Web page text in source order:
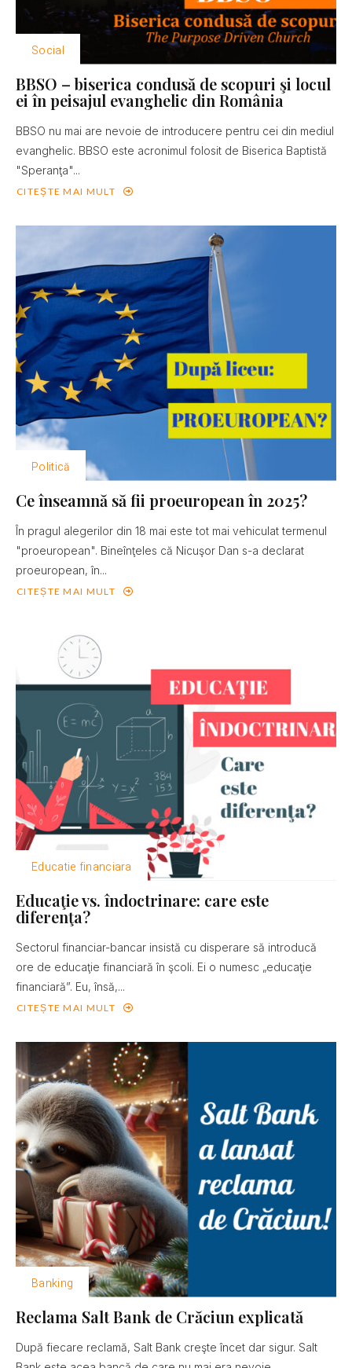
Social
BBSO – biserica condusă de scopuri şi locul
ei în peisajul evanghelic din România
BBSO nu mai are nevoie de introducere pentru cei din mediul
evanghelic. BBSO este acronimul folosit de Biserica Baptistă
"Speranţa"...
CITEȘTE MAI MULT
Politică
Ce înseamnă să fii proeuropean în 2025?
În pragul alegerilor din 18 mai este tot mai vehiculat termenul
"proeuropean". Bineînţeles că Nicuşor Dan s-a declarat
proeuropean, în...
CITEȘTE MAI MULT
Educatie financiara
Educaţie vs. îndoctrinare: care este
diferenţa?
Sectorul financiar-bancar insistă cu disperare să introducă
ore de educaţie financiară în şcoli. Ei o numesc „educaţie
financiară”. Eu, însă,...
CITEȘTE MAI MULT
Banking
Reclama Salt Bank de Crăciun explicată
După fiecare reclamă, Salt Bank creşte încet dar sigur. Salt